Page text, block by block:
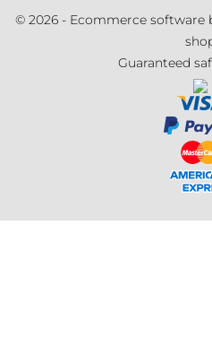
© 2026 - Ecommerce software
Guaranteed